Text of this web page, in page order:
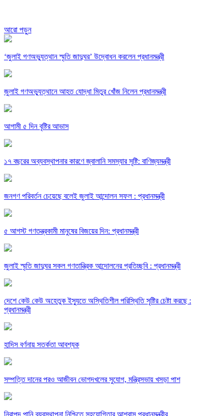
আরো পড়ুন
‘জুলাই গণঅভ্যুত্থান স্মৃতি জাদুঘর’ উদ্বোধন করলেন প্রধানমন্ত্রী
জুলাই গণঅভ্যুত্থানে আহত যোদ্ধা মিতুর খোঁজ নিলেন প্রধানমন্ত্রী
আগামী ৫ দিন বৃষ্টির আভাস
১৭ বছরের অব্যবস্থাপনার কারণে জ্বালানি সমস্যার সৃষ্টি: বাণিজ্যমন্ত্রী
জনগণ পরিবর্তন চেয়েছে বলেই জুলাই আন্দোলন সফল : প্রধানমন্ত্রী
৫ আগস্ট গণতন্ত্রকামী মানুষের বিজয়ের দিন: প্রধানমন্ত্রী
জুলাই স্মৃতি জাদুঘর সকল গণতান্ত্রিক আন্দোলনের প্রতিচ্ছবি : প্রধানমন্ত্রী
দেশে কেউ কেউ অহেতুক ইস্যুতে অস্থিতিশীল পরিস্থিতি সৃষ্টির চেষ্টা করছে :
প্রধানমন্ত্রী
হাদিস বর্ণনায় সতর্কতা আবশ্যক
সম্পত্তি দানের পরও আজীবন ভোগদখলের সুযোগ, মন্ত্রিসভায় খসড়া পাশ